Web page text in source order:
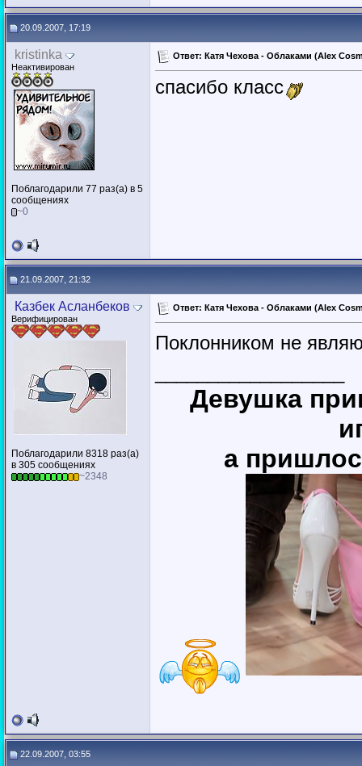
20.09.2007, 17:19
kristinka
Неактивирован
Поблагодарили 77 раз(а) в 5
сообщениях
~0
Ответ: Катя Чехова - Облаками (Alex
спасибо класс
21.09.2007, 21:32
Казбек Асланбеков
Верифицирован
Поблагодарили 8318 раз(а)
в 305 сообщениях
~2348
Ответ: Катя Чехова - Облаками (Alex
Поклонником не
Девушка
а
22.09.2007, 03:55